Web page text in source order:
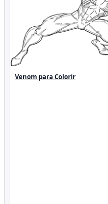
Venom para Colorir